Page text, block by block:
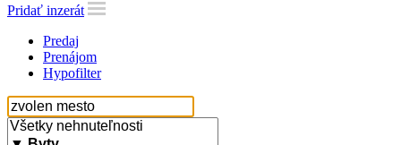
Pridať inzerát
Predaj
Prenájom
Hypofilter